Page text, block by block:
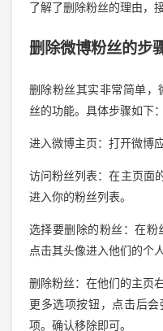
了解了删除粉丝的理由，
删除微博粉丝的步
删除粉丝其实非常简单
丝的功能。具体步骤如下：
进入微博主页：打开微博
访问粉丝列表：在主页面
进入你的粉丝列表。
选择要删除的粉丝：在粉
点击其头像进入他们的个
删除粉丝：在他们的主页
更多选项按钮，点击后
项。确认移除即可。